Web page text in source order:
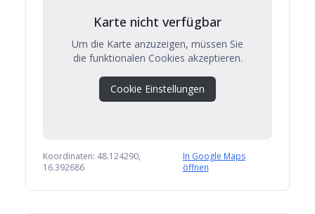
Karte nicht verfügbar
Um die Karte anzuzeigen, müssen Sie
die funktionalen Cookies akzeptieren.
Cookie Einstellungen
Koordinaten: 48.124290,
16.392686
In Google Maps
öffnen